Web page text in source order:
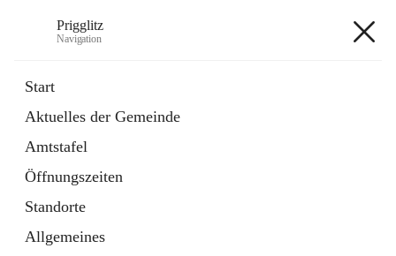
Prigglitz
Navigation
Start
Aktuelles der Gemeinde
Amtstafel
Öffnungszeiten
Standorte
Allgemeines
Externe Webseite
in
Tab
Gemeindezeitung
Ordner
öffnet
in
neuem
Tab